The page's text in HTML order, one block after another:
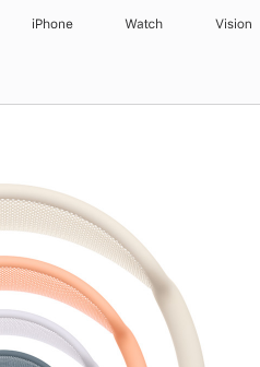
iPhone Watch Vision